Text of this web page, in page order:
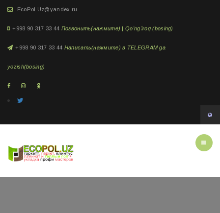
EcoPol.Uz@yandex.ru
+998 90 317 33 44 Позвонить(нажмите) | Qo'ng'iroq (bosing)
+998 90 317 33 44 Написать(нажмите) в TELEGRAM ga
yozish(bosing)